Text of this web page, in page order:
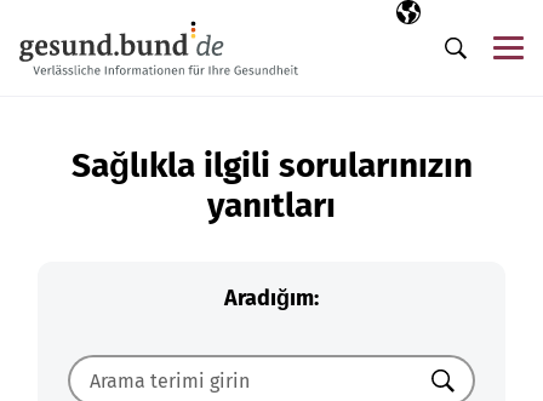
Seçili dil
TR
Arama
Sağlıkla ilgili sorularınızın
yanıtları
Aradığım:
Ara